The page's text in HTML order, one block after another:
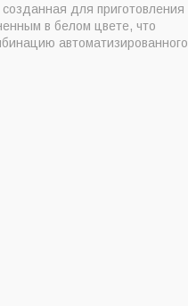
для приготовления
в белом цвете, что
автоматизированного